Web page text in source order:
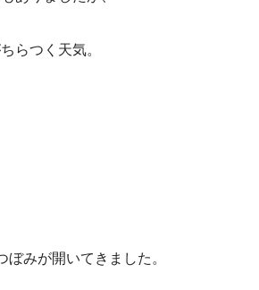
らつく天気。
ぼみが開いてきました。